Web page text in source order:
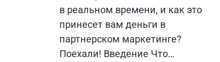
в реальном времени, и как это
принесет вам деньги в
партнерском маркетинге?
Поехали! Введение Что…